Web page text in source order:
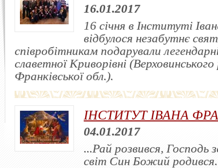
16.01.2017
16 січня в Інституті
відбулося незабутнє
співробітникам подарували
славетної Криворівні (Верховинського
Франківської обл.).
ІНСТИТУТ ІВАНА
04.01.2017
...Рай розвився, Господь
світ Син Божий